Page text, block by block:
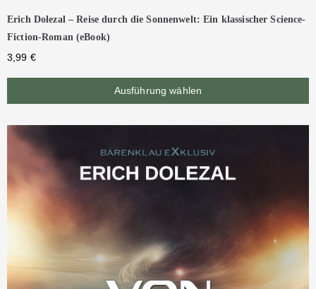
Erich Dolezal – Reise durch die Sonnenwelt: Ein klassischer Science-
Fiction-Roman (eBook)
3,99 €
Ausführung wählen